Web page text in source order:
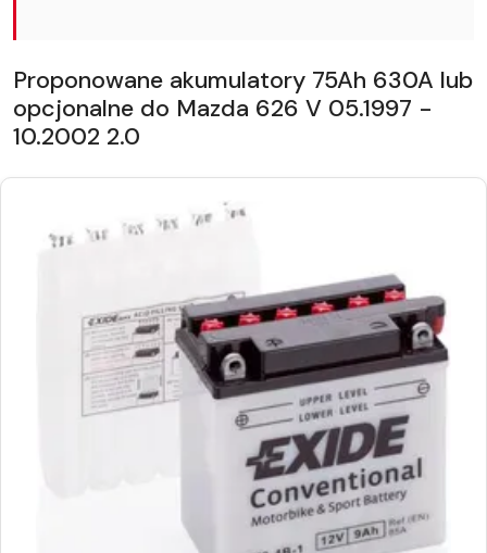
Proponowane akumulatory 75Ah 630A lub
opcjonalne do Mazda 626 V 05.1997 -
10.2002 2.0